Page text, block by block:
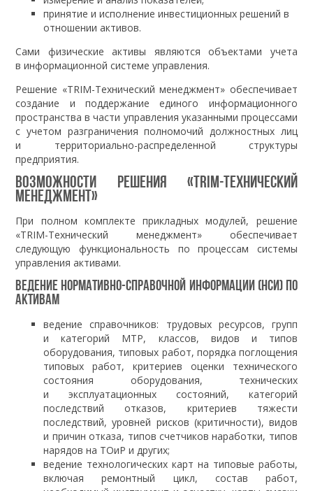
принятие и исполнение инвестиционных решений в
отношении активов.
Сами физические активы являются объектами учета
в информационной системе управления.
Решение «TRIM-Технический менеджмент» обеспечивает
создание и поддержание единого информационного
пространства в части управления указанными процессами
с учетом разграничения полномочий должностных лиц
и территориально-распределенной структуры
предприятия.
Возможности решения «TRIM-Технический
менеджмент»
При полном комплекте прикладных модулей, решение
«TRIM-Технический менеджмент» обеспечивает
следующую функциональность по процессам системы
управления активами.
Ведение нормативно-справочной информации (НСИ) по
активам
ведение справочников: трудовых ресурсов, групп
и категорий МТР, классов, видов и типов
оборудования, типовых работ, порядка поглощения
типовых работ, критериев оценки технического
состояния оборудования, технических
и эксплуатационных состояний, категорий
последствий отказов, критериев тяжести
последствий, уровней рисков (критичности), видов
и причин отказа, типов счетчиков наработки, типов
нарядов на ТОиР и других;
ведение технологических карт на типовые работы,
включая ремонтный цикл, состав работ,